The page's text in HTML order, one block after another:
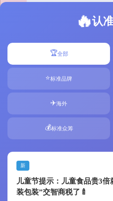
🔥认
🏆全部
⭐标准品牌
✈️海外
💰标准众筹
新
儿童节提示：儿童食品贵3
装包装”交智商税了🍼